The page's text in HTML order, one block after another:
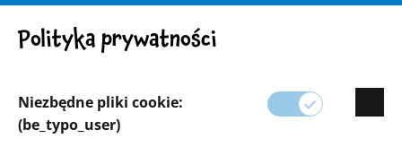
Polityka prywatności
Niezbędne pliki cookie:
(be_typo_user)